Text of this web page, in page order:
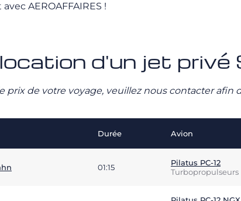
AEROAFFAIRES !
d'un jet
prix de votre voyage, veuillez nous contacter
Durée Avion
01:15
Pilatus PC-12
Turbopropulseurs